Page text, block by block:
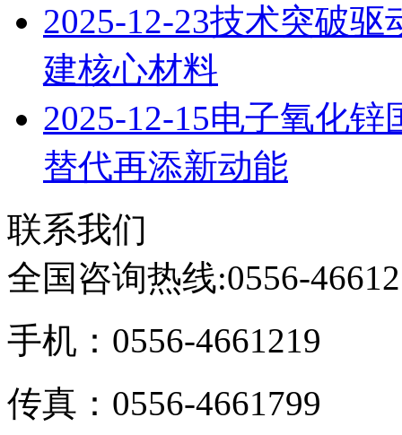
2025-12-23技术突破驱
建核心材料
2025-12-15电子氧化锌
替代再添新动能
联系我们
全国咨询热线:0556-
手机：0556-4661219
传真：0556-4661799